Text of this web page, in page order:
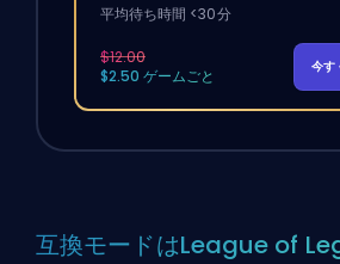
平均待ち時間 <30分
$12.00
$2.50 ゲームごと
今す
互換モードはLeague of